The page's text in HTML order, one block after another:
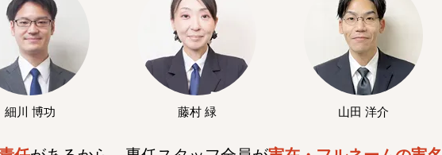
細川 博功 藤村 緑 山田 洋介